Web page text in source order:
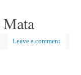
Leave a comment